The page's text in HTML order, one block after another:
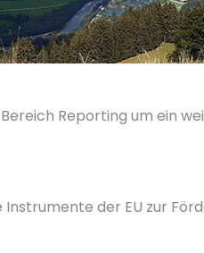
Reporting um ein
Instrumente der EU zur